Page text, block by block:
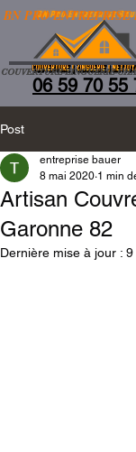
COUVERTURE-ZINGUERIE-
BN PRO ENTREPRISE
06 59 70 55
Post
Artisan
Garonne 82
entreprise bauer
8 mai 2020 1 min
Dernière mise à jour : 9